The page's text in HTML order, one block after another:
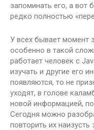
запоминать его, а
редко полностью
У всех бывает момент
особенно в такой
работает человек с
изучать и другие его
появляются, то не
уходят, в голове
новой информацией,
Сегодня можно
повторить их наизусть